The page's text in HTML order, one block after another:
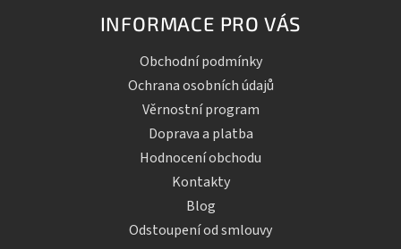
INFORMACE PRO VÁS
Obchodní podmínky
Ochrana osobních údajů
Věrnostní program
Doprava a platba
Hodnocení obchodu
Kontakty
Blog
Odstoupení od smlouvy